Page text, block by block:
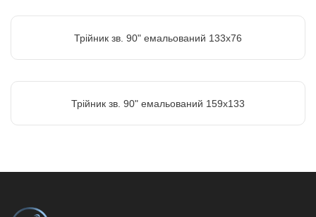
Трійник зв. 90" емальований 133х76
Трійник зв. 90" емальований 159х133